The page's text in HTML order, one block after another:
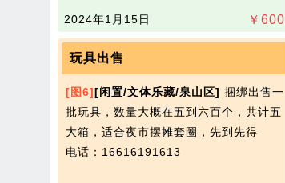
￥ 600
2024年1月15日
玩具出售
[图6][闲置/文体乐藏/泉山区] 捆绑出售一
批玩具，数量大概在五到六百个，共计五
大箱，适合夜市摆摊套圈，先到先得
电话：16616191613